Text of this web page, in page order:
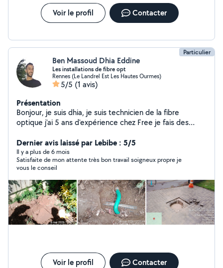
Voir le profil Contacter
Particulier
Ben Massoud Dhia Eddine
Les installations de fibre opt
Rennes (Le Landrel Est Les Hautes Ourmes)
5/5 (1 avis)
Présentation
Bonjour, je suis dhia, je suis technicien de la fibre
optique j'ai 5 ans d'expérience chez Free je fais des
recherche des trappes intermédiaire service SAV 24/24
7/7
Dernier avis laissé par Lebibe : 5/5
Il y a plus de 6 mois
Satisfaite de mon attente très bon travail soigneux propre je
vous le conseil
Voir le profil Contacter